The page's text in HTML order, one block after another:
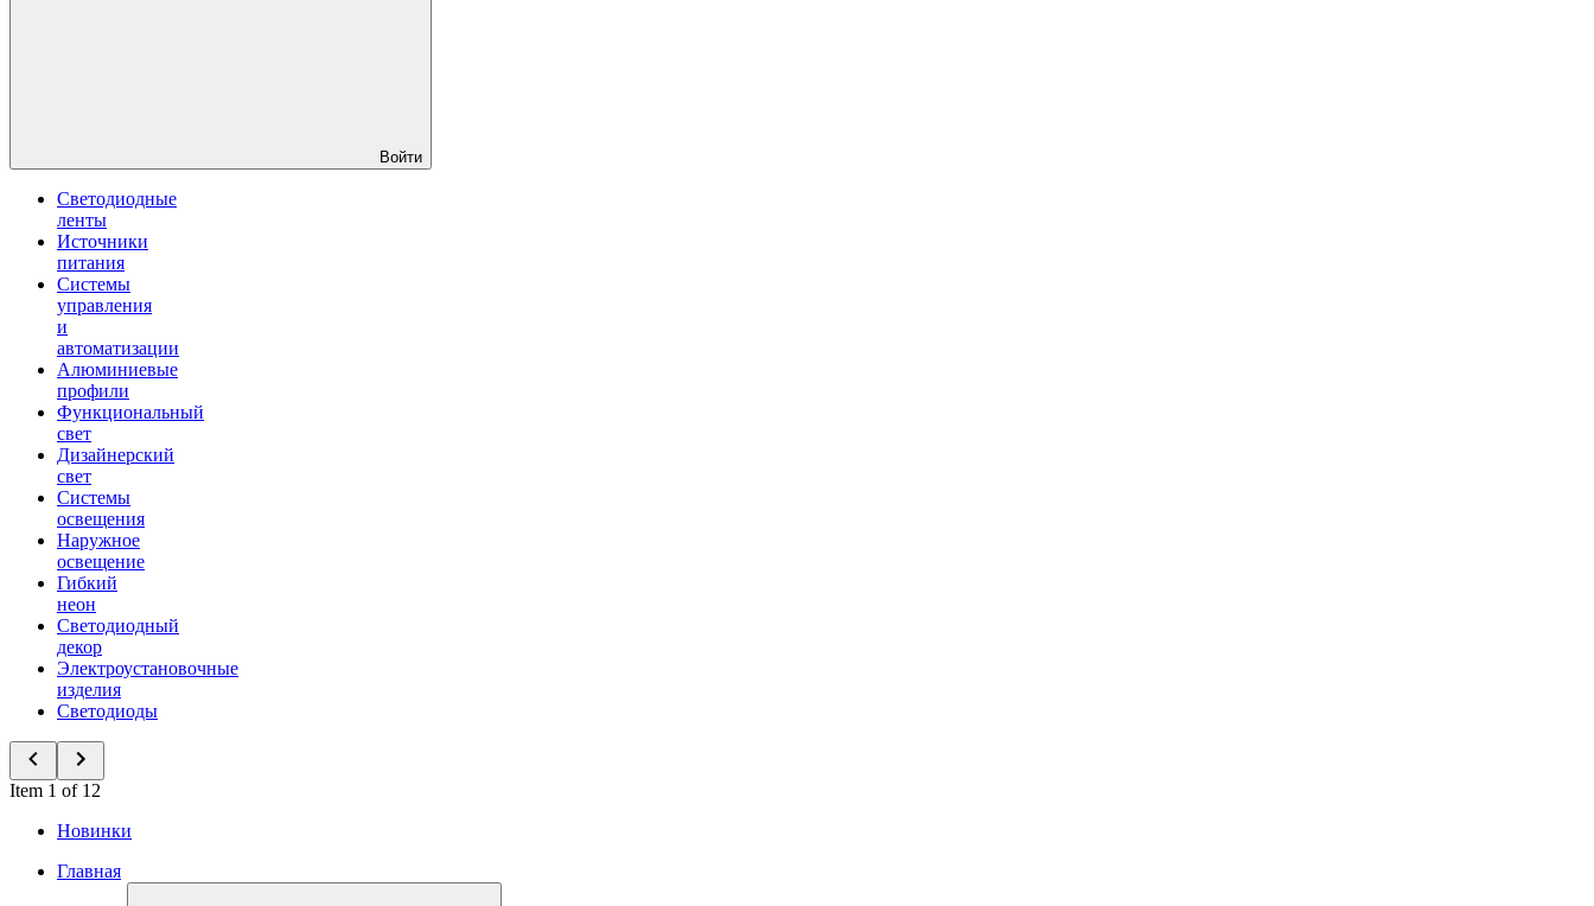
Войти
Светодиодные
ленты
Источники
питания
Системы
управления
и
автоматизации
Алюминиевые
профили
Функциональный
свет
Дизайнерский
свет
Системы
освещения
Наружное
освещение
Гибкий
неон
Светодиодный
декор
Электроустановочные
изделия
Светодиоды
Item 1 of 12
Новинки
Главная